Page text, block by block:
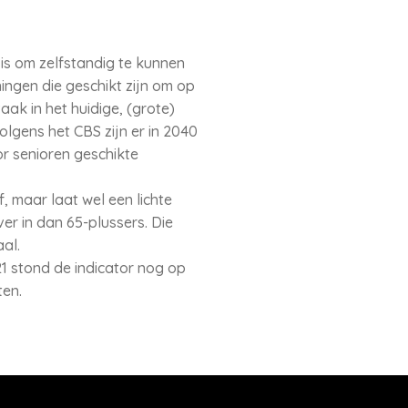
om zelfstandig te kunnen
die geschikt zijn om op
in het huidige, (grote)
het CBS zijn er in 2040
senioren geschikte
maar laat wel een lichte
in dan 65-plussers. Die
stond de indicator nog op